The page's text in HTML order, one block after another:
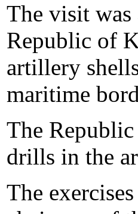
The visit was
Republic of
artillery
maritime
The
drills in the
The